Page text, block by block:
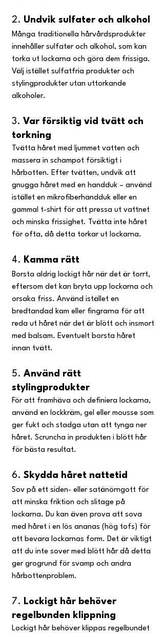
2. Undvik sulfater och alkohol
Många traditionella hårvårdsprodukter
innehåller sulfater och alkohol, som kan
torka ut lockarna och göra dem frissiga.
Välj istället sulfatfria produkter och
stylingprodukter utan uttorkande
alkoholer.
3. Var försiktig vid tvätt och
torkning
Tvätta håret med ljummet vatten och
massera in schampot försiktigt i
hårbotten. Efter tvätten, undvik att
gnugga håret med en handduk – använd
istället en mikrofiberhandduk eller en
gammal t-shirt för att pressa ut vattnet
och minska frissighet. Tvätta inte håret
för ofta, då detta torkar ut lockarna.
4. Kamma rätt
Borsta aldrig lockigt hår när det är torrt,
eftersom det kan bryta upp lockarna och
orsaka friss. Använd istället en
bredtandad kam eller fingrarna för att
reda ut håret när det är blött och insmort
med balsam. Eventuelt borsta håret
innan tvätt.
5. Använd rätt
stylingprodukter
För att framhäva och definiera lockarna,
använd en lockkräm, gel eller mousse som
ger fukt och stadga utan att tynga ner
håret. Scruncha in produkten i blött hår
för bästa resultat.
6. Skydda håret nattetid
Sov på ett siden- eller satänörngott för
att minska friktion och slitage på
lockarna. Du kan även prova att sova
med håret i en lös ananas (hög tofs) för
att bevara lockarnas form. Det är viktigt
att du inte sover med blött hår då detta
ger grogrund för svamp och andra
hårbottenproblem.
7. Lockigt hår behöver
regelbunden klippning
Lockigt hår behöver klippas regelbundet